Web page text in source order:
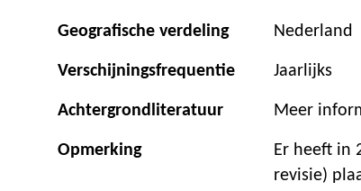
Geografische verdeling Nederland
Verschijningsfrequentie Jaarlijks
Achtergrondliteratuur Meer
Opmerking
Er heeft in
revisie)